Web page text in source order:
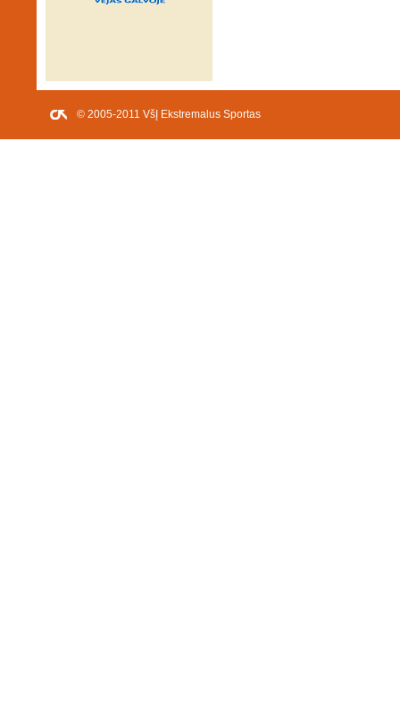
© 2005-2011 VšĮ Ekstremalus Sportas